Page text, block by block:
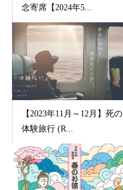
念寄席【2024年5...
【2023年11月～12月】死の
体験旅行 (R...